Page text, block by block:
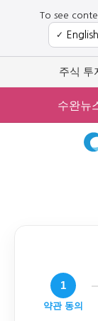
To see
✓
주식 투
수완뉴
1
약관 동의